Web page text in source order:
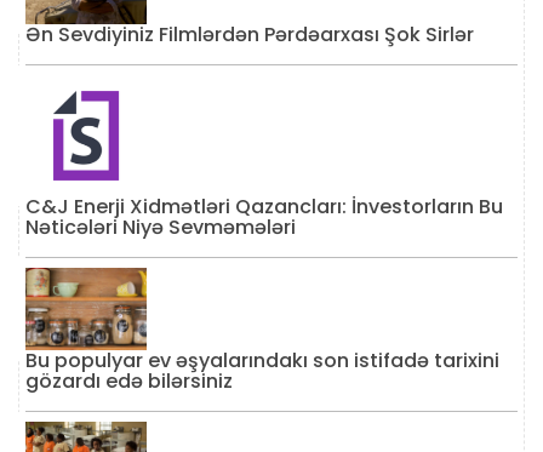
Ən Sevdiyiniz Filmlərdən Pərdəarxası Şok Sirlər
C&J Enerji Xidmətləri Qazancları: İnvestorların Bu
Nəticələri Niyə Sevməmələri
Bu populyar ev əşyalarındakı son istifadə tarixini
gözardı edə bilərsiniz